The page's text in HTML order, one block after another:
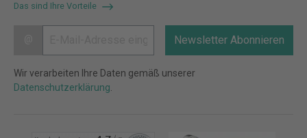
Das sind Ihre Vorteile
Newsletter Abonnieren
Wir verarbeiten Ihre Daten gemäß unserer
Datenschutzerklärung